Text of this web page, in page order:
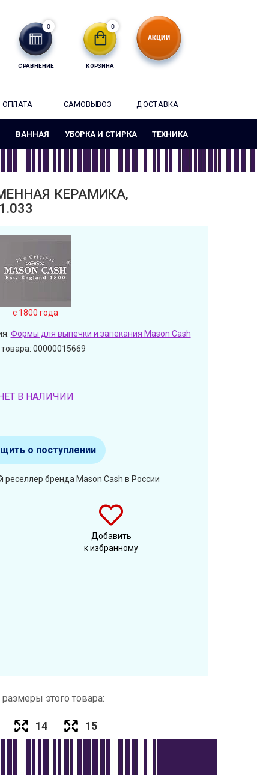
СРАВНЕНИЕ
0
КОРЗИНА
0
ОПЛАТА САМОВЫВОЗ ДОСТАВКА
ВАННАЯ УБОРКА И СТИРКА ТЕХНИКА
КЕРАМИКА,
c 1800 года
Формы для выпечки и запекания Mason Cash
00000015669
В НАЛИЧИИ
о поступлении
бренда Mason Cash в России
Добавить
к избранному
этого товара:
14 15